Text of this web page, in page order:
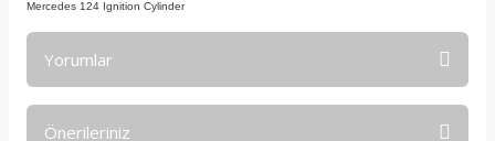
Mercedes 124 Ignition Cylinder
Yorumlar
Önerileriniz